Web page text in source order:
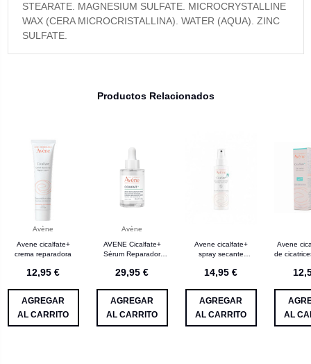
STEARATE. MAGNESIUM SULFATE. MICROCRYSTALLINE
WAX (CERA MICROCRISTALLINA). WATER (AQUA). ZINC
SULFATE.
Productos Relacionados
Avène
Avene cicalfate+
crema reparadora
12,95 €
AGREGAR
AL CARRITO
Avène
AVENE Cicalfate+
Sérum Reparador
29,95 €
AGREGAR
AL CARRITO
Avene cicalfate+
spray secante
100 mL
14,95 €
AGREGAR
AL CARRITO
Avene
de
AL